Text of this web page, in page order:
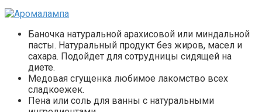
Баночка натуральной арахисовой или миндальной
пасты. Натуральный продукт без жиров, масел и
сахара. Подойдет для сотрудницы сидящей на
диете.
Медовая сгущенка любимое лакомство всех
сладкоежек.
Пена или соль для ванны с натуральными